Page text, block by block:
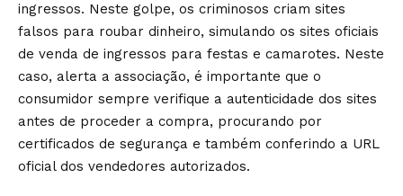
ingressos. Neste golpe, os criminosos criam sites
falsos para roubar dinheiro, simulando os sites oficiais
de venda de ingressos para festas e camarotes. Neste
caso, alerta a associação, é importante que o
consumidor sempre verifique a autenticidade dos sites
antes de proceder a compra, procurando por
certificados de segurança e também conferindo a URL
oficial dos vendedores autorizados.